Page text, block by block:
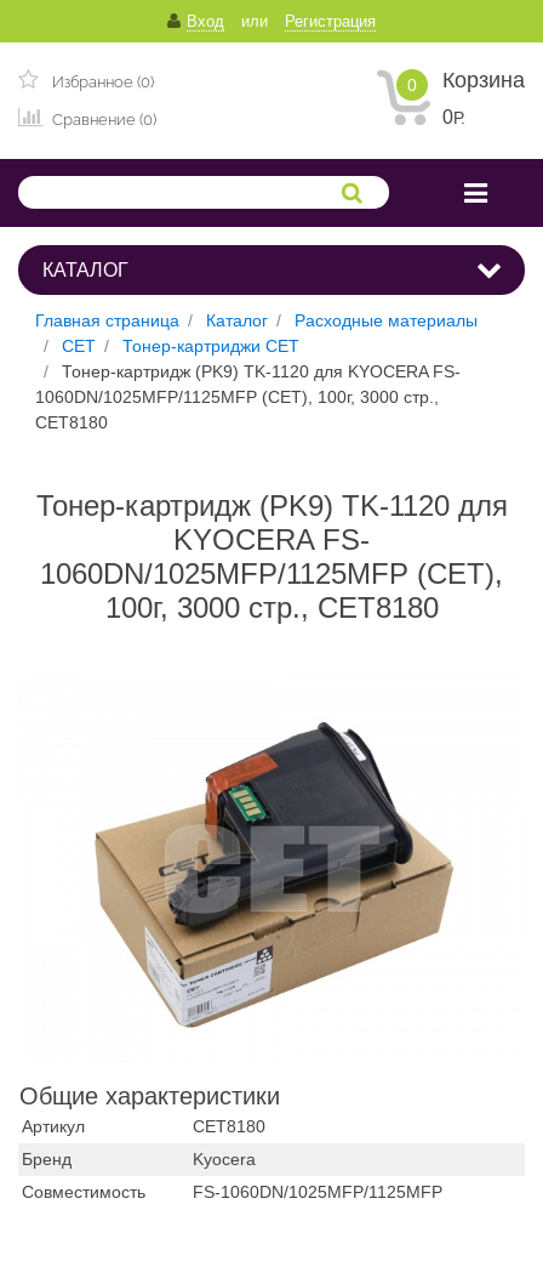
Вход или Регистрация
Избранное (0)
Сравнение (0)
0 Корзина
0Р.
КАТАЛОГ
Главная страница Каталог
Расходные материалы
CET
Тонер-картриджи CET
Тонер-картридж (PK9) TK-1120 для KYOCERA FS-
1060DN/1025MFP/1125MFP (CET), 100г, 3000 стр.,
CET8180
Тонер-картридж (PK9) TK-1120 для
KYOCERA FS-
1060DN/1025MFP/1125MFP (CET),
100г, 3000 стр., CET8180
Общие характеристики
Артикул
CET8180
Бренд
Kyocera
Совместимость
FS-1060DN/1025MFP/1125MFP